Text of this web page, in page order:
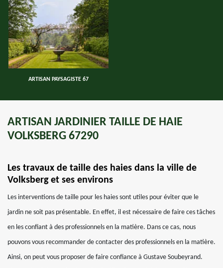
ARTISAN PAYSAGISTE 67
ARTISAN JARDINIER TAILLE DE HAIE
VOLKSBERG 67290
Les travaux de taille des haies dans la ville de
Volksberg et ses environs
Les interventions de taille pour les haies sont utiles pour éviter que le
jardin ne soit pas présentable. En effet, il est nécessaire de faire ces tâches
en les confiant à des professionnels en la matière. Dans ce cas, nous
pouvons vous recommander de contacter des professionnels en la matière.
Ainsi, on peut vous proposer de faire confiance à Gustave Soubeyrand.